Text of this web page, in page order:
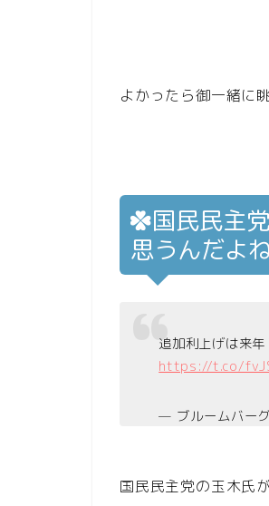
よかったら御一緒に
国民民主
思うんだよ
追加利上げは来
https://t.co/
— ブルームバー
国民民主党の玉木氏